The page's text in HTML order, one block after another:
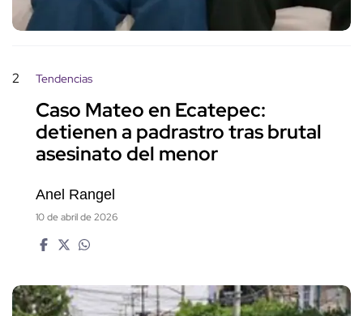
2 Tendencias
Caso Mateo en Ecatepec:
detienen a padrastro tras brutal
asesinato del menor
Anel Rangel
10 de abril de 2026